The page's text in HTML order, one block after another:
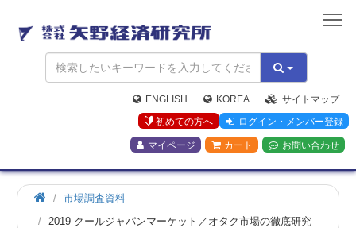
矢
野
経
済
研
究
所
ENGLISH KOREA
サイトマップ
初めての方へ
ログイン・メンバー登録
マイページ カート お問い合わせ
市場調査資料
2019 クールジャパンマーケット／オタク市場の徹底研究